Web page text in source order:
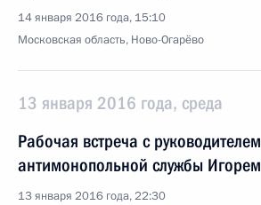
14 января 2016 года, 15:10
Московская область, Ново-Огарёво
13 января 2016 года, среда
Рабочая встреча с
антимонопольной службы
13 января 2016 года, 22:30